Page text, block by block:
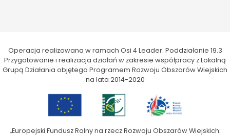
Operacja realizowana w ramach Osi 4 Leader. Poddziałanie 19.3
Przygotowanie i realizacja działań w zakresie współpracy z Lokalną
Grupą Działania objętego Programem Rozwoju Obszarów Wiejskich
na lata 2014-2020
„Europejski Fundusz Rolny na rzecz Rozwoju Obszarów Wiejskich: